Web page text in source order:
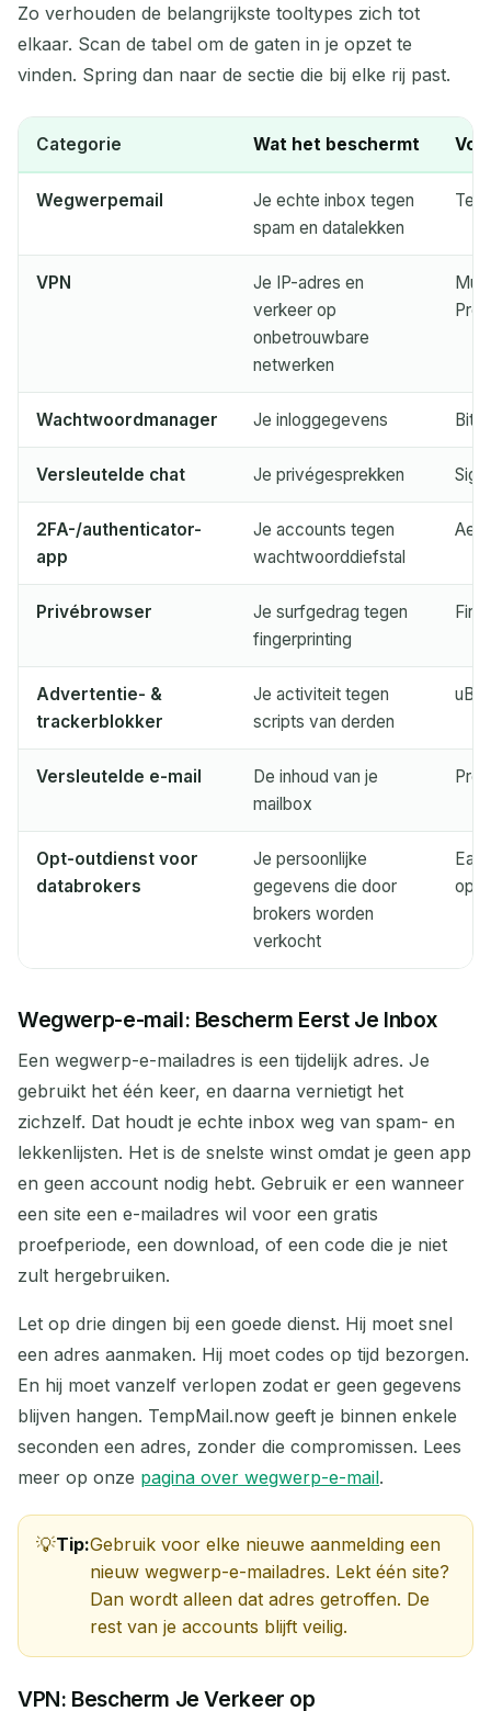
Kopiëren QR
Volgende vernieuwing in15seconden
ONDERWERP
Wachten op binnenkomende e-mails...
Vernieuwen
Zo verhouden de belangrijkste tooltypes zich tot
elkaar. Scan de tabel om de gaten in je opzet te
vinden. Spring dan naar de sectie die bij elke rij past.
Categorie Wat het beschermt
Wegwerpemail
Je echte inbox tegen
spam en datalekken
VPN
Je IP-adres en
verkeer op
onbetrouwbare
netwerken
Wachtwoordmanager Je inloggegevens
Versleutelde chat Je privégesprekken
2FA-/authenticator-
app
Je accounts tegen
wachtwoorddiefstal
Privébrowser
Je surfgedrag tegen
fingerprinting
Advertentie- &
trackerblokker
Je activiteit tegen
scripts van derden
Versleutelde e-mail
De inhoud van je
mailbox
Opt-outdienst voor
databrokers
Je persoonlijke
gegevens die door
brokers worden
verkocht
opt-
Wegwerp-e-mail: Bescherm Eerst Je Inbox
Een wegwerp-e-mailadres is een tijdelijk adres. Je
gebruikt het één keer, en daarna vernietigt het
zichzelf. Dat houdt je echte inbox weg van spam- en
lekkenlijsten. Het is de snelste winst omdat je geen app
en geen account nodig hebt. Gebruik er een wanneer
een site een e-mailadres wil voor een gratis
proefperiode, een download, of een code die je niet
zult hergebruiken.
Let op drie dingen bij een goede dienst. Hij moet snel
een adres aanmaken. Hij moet codes op tijd bezorgen.
En hij moet vanzelf verlopen zodat er geen gegevens
blijven hangen. TempMail.now geeft je binnen enkele
seconden een adres, zonder die compromissen. Lees
meer op onze pagina over wegwerp-e-mail.
Tip:Gebruik voor elke nieuwe aanmelding een
nieuw wegwerp-e-mailadres. Lekt één site?
Dan wordt alleen dat adres getroffen. De
rest van je accounts blijft veilig.
VPN: Bescherm Je Verkeer op